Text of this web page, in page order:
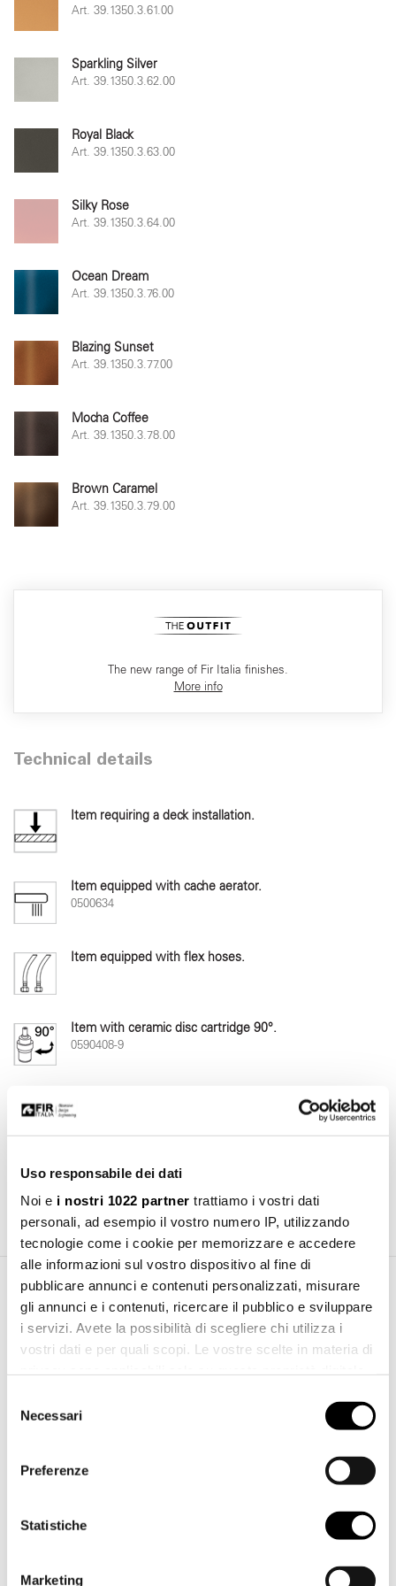
Uso responsabile dei dati
Noi e i nostri 1022 partner trattiamo i vostri dati
personali, ad esempio il vostro numero IP, utilizzando
tecnologie come i cookie per memorizzare e accedere
alle informazioni sul vostro dispositivo al fine di
pubblicare annunci e contenuti personalizzati, misurare
gli annunci e i contenuti, ricercare il pubblico e sviluppare
i servizi. Avete la possibilità di scegliere chi utilizza i
vostri dati e per quali scopi. Le vostre scelte in materia di
modificare o revocare il proprio consenso in qualsiasi
momento dalla Dichiarazione sui cookie o facendo clic
raccogliere informazioni sulla tua posizione
geografica, con un'approssimazione di qualche
delNecessari
Preferenze
Statistiche
Marketing
Art. 39.1350.3.61.00
Sparkling Silver
Art. 39.1350.3.62.00
Royal Black
Art. 39.1350.3.63.00
Silky Rose
Art. 39.1350.3.64.00
Ocean Dream
Art. 39.1350.3.76.00
Blazing Sunset
Art. 39.1350.3.77.00
Mocha Coffee
Art. 39.1350.3.78.00
Brown Caramel
Art. 39.1350.3.79.00
The new range of Fir Italia finishes.
More info
Technical details
Item requiring a deck installation.
Item equipped with cache aerator.
0500634
Item equipped with flex hoses.
Item with ceramic disc cartridge 90°.
0590408-9
6 L/min
Item equipped with clic/clac pop-up drain.
Download Area
Installation manual
pdf 2.15 MB